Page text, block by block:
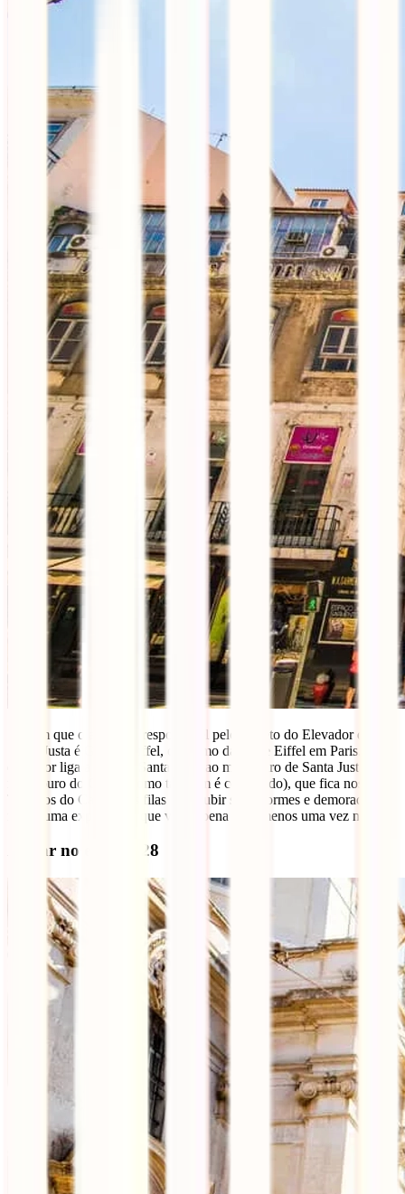
Sabiam que o arquiteto responsável pelo projeto do Elevador de
Santa Justa é Gustav Eiffel, o mesmo da Torre Eiffel em Paris. O
elevador liga a Rua de Santa Justa ao miradouro de Santa Justa (ou
miradouro do Carmo como também é conhecido), que fica nos
Terraços do Carmo. As filas para subir são enormes e demoradas,
mas é uma experiência que vale a pena pelo menos uma vez na vida.
Andar no elétrico 28